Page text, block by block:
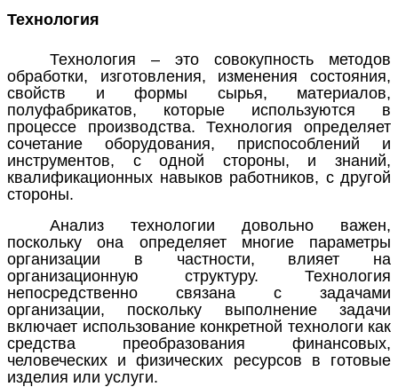
Технология
Технология – это совокупность методов
обработки, изготовления, изменения состояния,
свойств и формы сырья, материалов,
полуфабрикатов, которые используются в
процессе производства. Технология определяет
сочетание оборудования, приспособлений и
инструментов, с одной стороны, и знаний,
квалификационных навыков работников, с другой
стороны.
Анализ технологии довольно важен,
поскольку она определяет многие параметры
организации в частности, влияет на
организационную структуру. Технология
непосредственно связана с задачами
организации, поскольку выполнение задачи
включает использование конкретной технологи как
средства преобразования финансовых,
человеческих и физических ресурсов в готовые
изделия или услуги.